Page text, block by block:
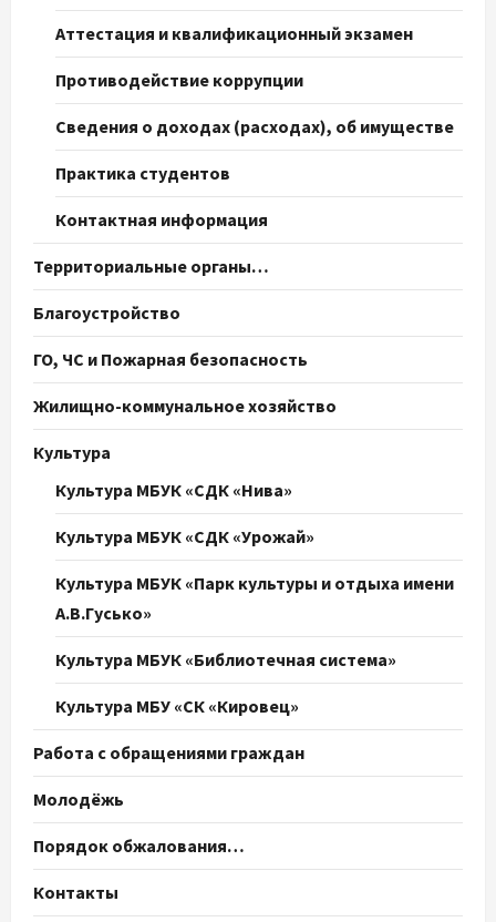
Аттестация и квалификационный экзамен
Противодействие коррупции
Сведения о доходах (расходах), об имуществе
Практика студентов
Контактная информация
Территориальные органы…
Благоустройство
ГО, ЧС и Пожарная безопасность
Жилищно-коммунальное хозяйство
Культура
Культура МБУК «СДК «Нива»
Культура МБУК «СДК «Урожай»
Культура МБУК «Парк культуры и отдыха имени
А.В.Гусько»
Культура МБУК «Библиотечная система»
Культура МБУ «СК «Кировец»
Работа с обращениями граждан
Молодёжь
Порядок обжалования…
Контакты